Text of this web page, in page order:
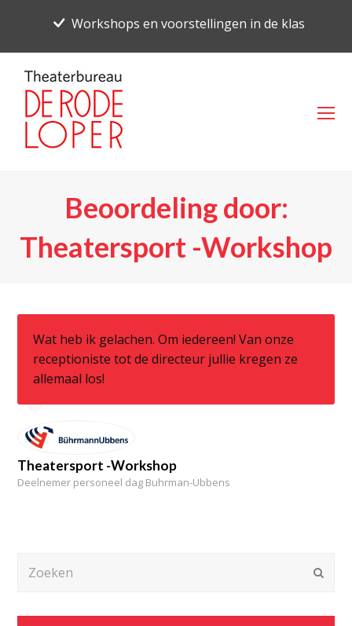
Workshops en voorstellingen in de klas
Beoordeling door:
Theatersport -Workshop
Wat heb ik gelachen. Om iedereen! Van onze
receptioniste tot de directeur jullie kregen ze
allemaal los!
Theatersport -Workshop
Deelnemer personeel dag Buhrman-Ubbens